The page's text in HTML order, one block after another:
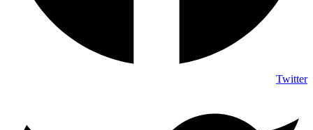
Twitter